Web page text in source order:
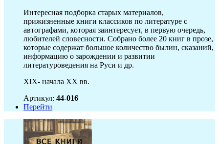
Интересная подборка старых материалов,
прижизненные книги классиков по литературе с
автографами, которая заинтересует, в первую очередь,
любителей словесности. Собрано более 20 книг в прозе,
которые содержат большое количество былин, сказаний,
информацию о зарождении и развитии
литературоведения на Руси и др.
XIX- начала XX вв.
Артикул: 44-016
Перейти